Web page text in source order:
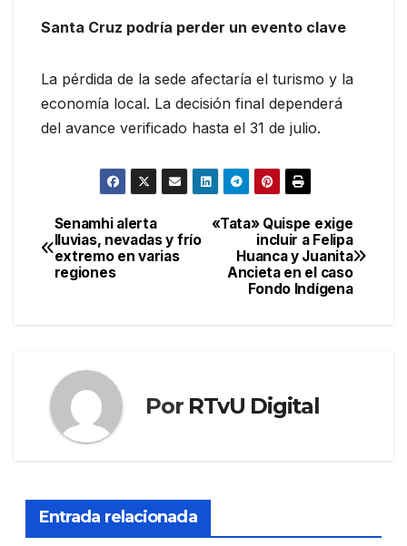
Santa Cruz podría perder un evento clave
La pérdida de la sede afectaría el turismo y la
economía local. La decisión final dependerá
del avance verificado hasta el 31 de julio.
Navegación
de
«Tata» Quispe exige
incluir a Felipa
Huanca y Juanita
Ancieta en el caso
Fondo Indígena
Senamhi alerta
lluvias, nevadas y frío
extremo en varias
regiones
Por RTvU Digital
Entrada relacionada